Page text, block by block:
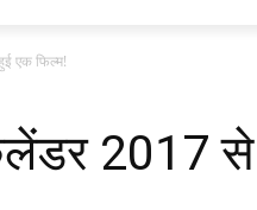
एक फिल्‍म!
2017 से